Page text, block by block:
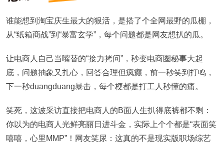
谁能想到淘宝庆生最大的狠活，是搭了个全网最野的瓜棚，
从“纸箱商战”到“暴富玄学”，每个问题都是网友想扒的瓜。
让电商人自己当嘴替的“接力拷问”，秒变电商圈秘事大起
底，问题抽象又扎心，回答合理但疯癫，前一秒笑到打鸣，
下一秒duangduang暴击，每个梗都是打工人秒懂的痛。
笑死，这波采访直接把电商人的B面人生扒得底裤都不剩：
你以为的电商人光鲜亮丽日进斗金，实际上个个都是“表面笑
嘻嘻，心里MMP”！网友笑尿：这真的不是现实版职场综艺